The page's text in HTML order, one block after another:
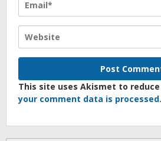
This site uses Akismet to reduce
your comment data is processed.